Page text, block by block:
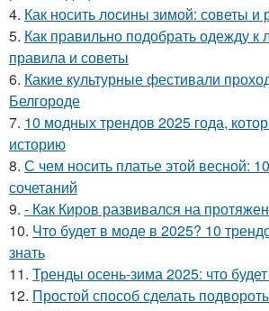
4. Как носить лосины зимой: советы и
5. Как правильно подобрать одежду
правила и советы
6. Какие культурные фестивали
Белгороде
7. 10 модных трендов 2025 года,
историю
8. С чем носить платье этой весной:
сочетаний
9. - Как Киров развивался на
10. Что будет в моде в 2025? 10
знать
11. Тренды осень-зима 2025: что
12. Простой способ сделать